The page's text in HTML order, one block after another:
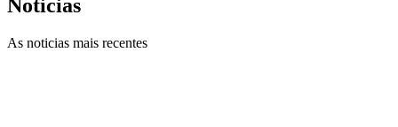
Noticias
As noticias mais recentes